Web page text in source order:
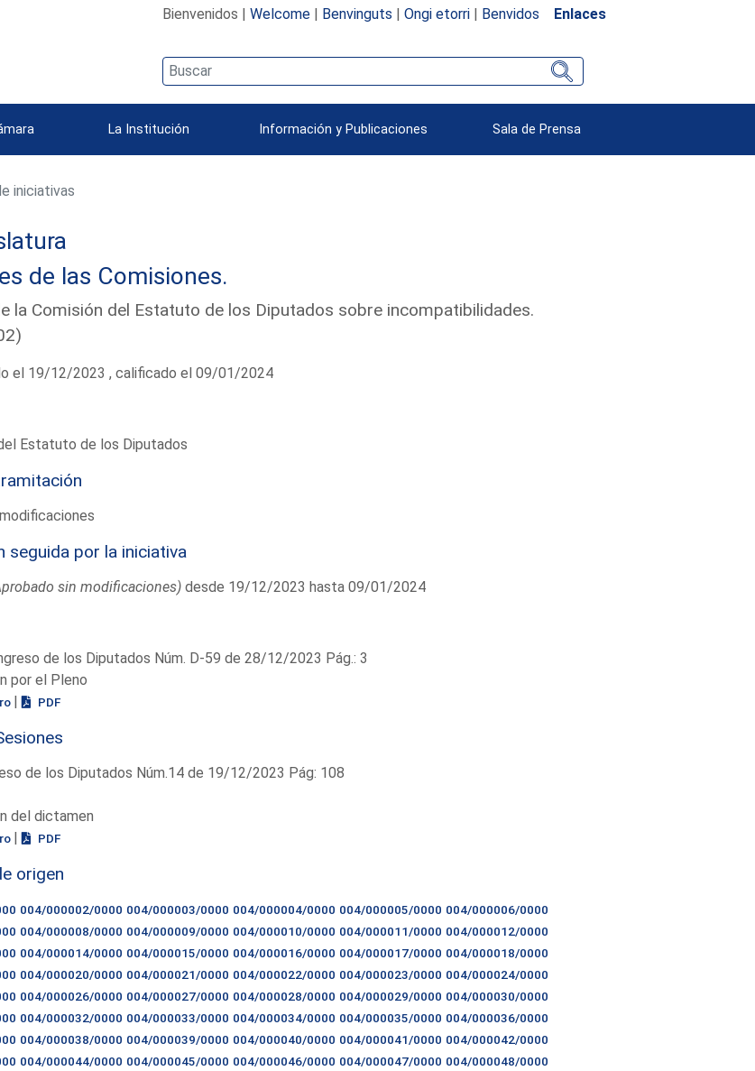
Bienvenidos | Welcome| Benvinguts | Ongi etorri| Benvidos Enlaces
La Institución Información y Publicaciones Sala de Prensa
iniciativas
de las Comisiones.
la Comisión del Estatuto de los Diputados sobre incompatibilidades.
el 19/12/2023 , calificado el 09/01/2024
Estatuto de los Diputados
seguida por la iniciativa
sin modificaciones)desde 19/12/2023 hasta 09/01/2024
de los Diputados Núm. D-59 de 28/12/2023 Pág.: 3
por el Pleno
| PDF
de los Diputados Núm.14 de 19/12/2023 Pág: 108
del dictamen
| PDF
origen
004/000002/0000 004/000003/0000 004/000004/0000 004/000005/0000 004/000006/0000
004/000008/0000 004/000009/0000 004/000010/0000 004/000011/0000 004/000012/0000
004/000014/0000 004/000015/0000 004/000016/0000 004/000017/0000 004/000018/0000
004/000020/0000 004/000021/0000 004/000022/0000 004/000023/0000 004/000024/0000
004/000026/0000 004/000027/0000 004/000028/0000 004/000029/0000 004/000030/0000
004/000032/0000 004/000033/0000 004/000034/0000 004/000035/0000 004/000036/0000
004/000038/0000 004/000039/0000 004/000040/0000 004/000041/0000 004/000042/0000
004/000044/0000 004/000045/0000 004/000046/0000 004/000047/0000 004/000048/0000